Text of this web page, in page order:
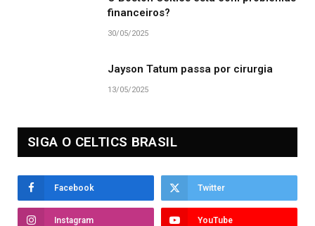
financeiros?
30/05/2025
Jayson Tatum passa por cirurgia
13/05/2025
SIGA O CELTICS BRASIL
Facebook Twitter
Instagram YouTube